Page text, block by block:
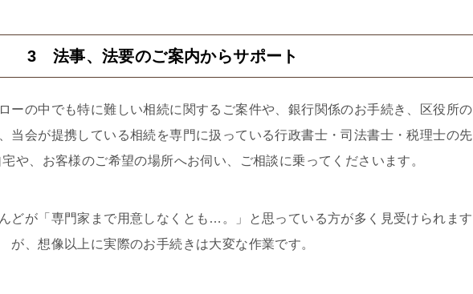
3 法事、法要のご案内からサポート
ーの中でも特に難しい相続に関するご案件や、銀行関係のお手続き、区役所の
当会が提携している相続を専門に扱っている行政書士・司法書士・税理士の先
宅や、お客様のご希望の場所へお伺い、ご相談に乗ってくださいます。
どが「専門家まで用意しなくとも…。」と思っている方が多く見受けられます
が、想像以上に実際のお手続きは大変な作業です。